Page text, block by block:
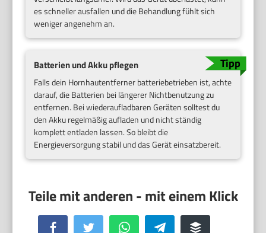
es schneller ausfallen und die Behandlung fühlt sich
weniger angenehm an.
Batterien und Akku pflegen
Falls dein Hornhautentferner batteriebetrieben ist, achte
darauf, die Batterien bei längerer Nichtbenutzung zu
entfernen. Bei wiederaufladbaren Geräten solltest du
den Akku regelmäßig aufladen und nicht ständig
komplett entladen lassen. So bleibt die
Energieversorgung stabil und das Gerät einsatzbereit.
Facebook Twitter WhatsApp Telegram Buffer